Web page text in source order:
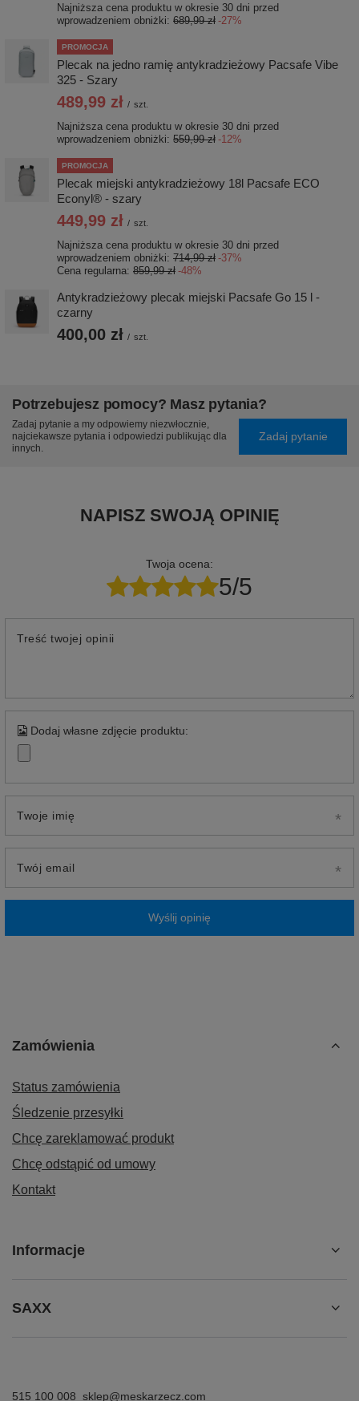
Najniższa cena produktu w okresie 30 dni przed
wprowadzeniem obniżki: 689,99 zł -27%
PROMOCJA
Plecak na jedno ramię antykradzieżowy Pacsafe Vibe
325 - Szary
489,99 zł / szt.
Najniższa cena produktu w okresie 30 dni przed
wprowadzeniem obniżki: 559,99 zł -12%
PROMOCJA
Plecak miejski antykradzieżowy 18l Pacsafe ECO
Econyl® - szary
449,99 zł / szt.
Najniższa cena produktu w okresie 30 dni przed
wprowadzeniem obniżki: 714,99 zł -37%
Cena regularna: 859,99 zł -48%
Antykradzieżowy plecak miejski Pacsafe Go 15 l -
czarny
400,00 zł / szt.
Potrzebujesz pomocy? Masz pytania?
Zadaj pytanie a my odpowiemy niezwłocznie,
najciekawsze pytania i odpowiedzi publikując dla
innych.
Zadaj pytanie
NAPISZ SWOJĄ OPINIĘ
Twoja ocena:
5/5
Treść twojej opinii
Dodaj własne zdjęcie produktu:
Twoje imię
Twój email
Wyślij opinię
Zamówienia
Status zamówienia
Śledzenie przesyłki
Chcę zareklamować produkt
Chcę odstąpić od umowy
Kontakt
Informacje
SAXX
515 100 008 sklep@meskarzecz.com